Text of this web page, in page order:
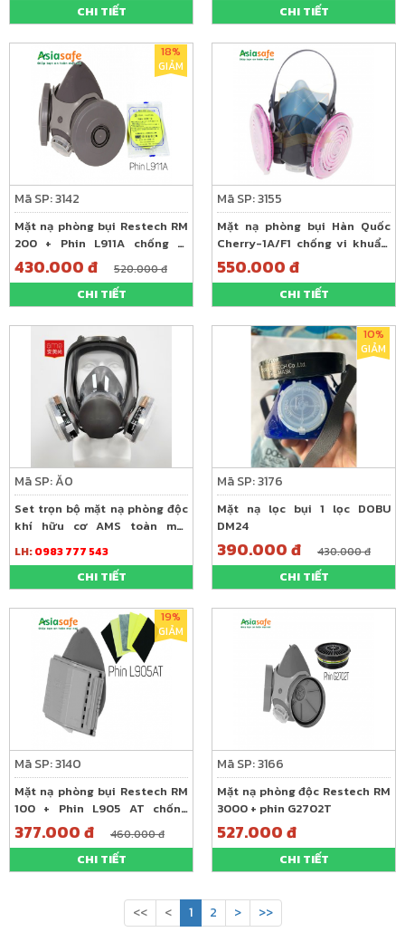
CHI TIẾT CHI TIẾT
18%
GIẢM
Mã SP: 3142
Mặt nạ phòng bụi Restech RM
200 + Phin L911A chống vi
khuẩn, virus, bụi
430.000 đ 520.000 đ
CHI TIẾT
Mã SP: 3155
Mặt nạ phòng bụi Hàn Quốc
Cherry-1A/F1 chống vi khuẩn,
virus, bụi
550.000 đ
CHI TIẾT
Mã SP: Ă0
Set trọn bộ mặt nạ phòng độc
khí hữu cơ AMS toàn mặt
LH:0983 777 543
CHI TIẾT
10%
GIẢM
Mã SP: 3176
Mặt nạ lọc bụi 1 lọc DOBU
DM24
390.000 đ 430.000 đ
CHI TIẾT
19%
GIẢM
Mã SP: 3140
Mặt nạ phòng bụi Restech RM
100 + Phin L905 AT chống
virus, vi khuẩn. bụi
377.000 đ 460.000 đ
CHI TIẾT
Mã SP: 3166
Mặt nạ phòng độc Restech RM
3000 + phin G2702T
527.000 đ
CHI TIẾT
<< < 1 2 > >>